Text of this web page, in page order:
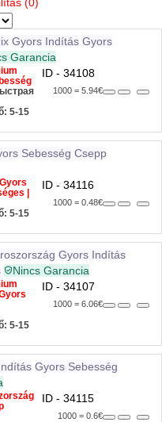
Gyors Indítás Gyors
Garancia
5-15
ID - 34108
1000 = 5.94€
Sebesség Csepp
|
5-15
ID - 34116
1000 = 0.48€
Gyors Indítás
Nincs Garancia
5-15
ID - 34107
1000 = 6.06€
Gyors Sebesség
ID - 34115
1000 = 0.6€